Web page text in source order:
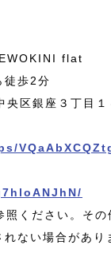
flat
徒歩2分
区銀座３丁目１
ください。その
ない場合があり